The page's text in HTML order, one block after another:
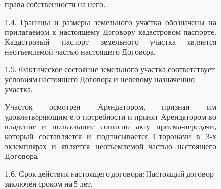
права собственности на него.
1.4. Границы и размеры земельного участка обозначены на
прилагаемом к настоящему Договору кадастровом паспорте.
Кадастровый паспорт земельного участка является
неотъемлемой частью настоящего Договора.
1.5. Фактическое состояние земельного участка соответствует
условиям настоящего Договора и целевому назначению
участка.
Участок осмотрен Арендатором, признан им
удовлетворяющим его потребности и принят Арендатором во
владение и пользование согласно акту приема-передачи,
который составляется и подписывается Сторонами в 3-х
экземплярах и является неотъемлемой частью настоящего
Договора.
1.6. Срок действия настоящего договора: Настоящий договор
заключён сроком на 5 лет.